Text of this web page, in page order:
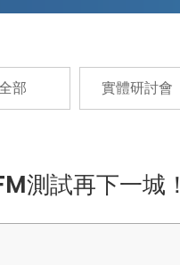
部 實體研討會
測試再下一城！